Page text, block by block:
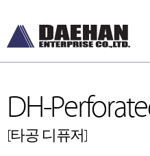
DH-
[타공 디퓨저]